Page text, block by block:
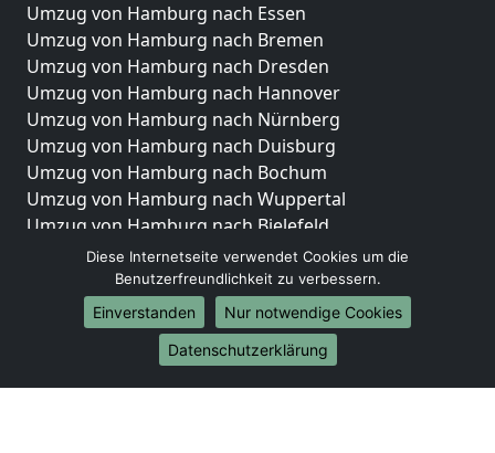
Umzug von Hamburg nach Essen
Umzug von Hamburg nach Bremen
Umzug von Hamburg nach Dresden
Umzug von Hamburg nach Hannover
Umzug von Hamburg nach Nürnberg
Umzug von Hamburg nach Duisburg
Umzug von Hamburg nach Bochum
Umzug von Hamburg nach Wuppertal
Umzug von Hamburg nach Bielefeld
Umzug von Hamburg nach Bonn
Umzug von Hamburg nach Münster
Internationale-Umzüge
Umzug von Hamburg nach Brasilien
Umzug von Hamburg nach Brunei Darussalam
Diese Internetseite verwendet Cookies um die
Benutzerfreundlichkeit zu verbessern.
Einverstanden
Nur notwendige Cookies
Datenschutzerklärung